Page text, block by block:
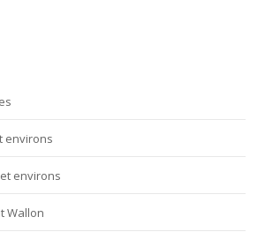
environs
environs
Wallon